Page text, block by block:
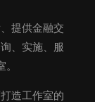
提供金融交
、实施、服
造工作室的